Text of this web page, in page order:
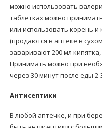
можно использовать
таблетках можно
или использовать корень
(продаются в аптеке в
заваривают 200 мл
Принимать можно при
через 30 минут после еды
Антисептики
В любой аптечке, и при